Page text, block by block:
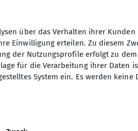
Gruppen
über das Verhalten ihrer
Einwilligung erteilen. Zu diesem
der Nutzungsprofile erfolgt zu
für die Verarbeitung ihrer Daten
System ein. Es werden